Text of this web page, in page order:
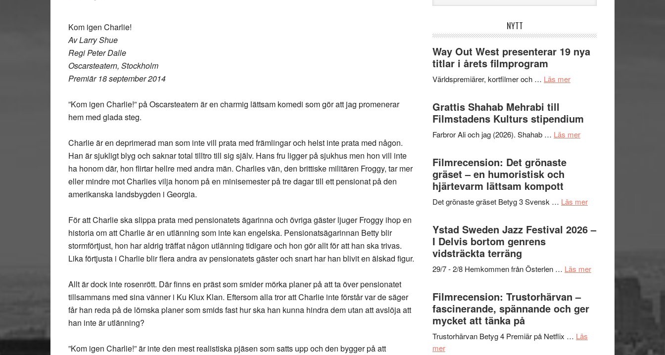
Kom igen Charlie!
Av Larry Shue
Regi Peter Dalle
Oscarsteatern, Stockholm
Premiär 18 september 2014
”Kom igen Charlie!” på Oscarsteatern är en charmig lättsam komedi som gör att jag promenerar
hem med glada steg.
Charlie är en deprimerad man som inte vill prata med främlingar och helst inte prata med någon.
Han är sjukligt blyg och saknar total tilltro till sig själv. Hans fru ligger på sjukhus men hon vill inte
ha honom där, hon flirtar hellre med andra män. Charlies vän, den brittiske militären Froggy, tar mer
eller mindre mot Charlies vilja honom på en minisemester på tre dagar till ett pensionat på den
amerikanska landsbygden i Georgia.
För att Charlie ska slippa prata med pensionatets ägarinna och övriga gäster ljuger Froggy ihop en
historia om att Charlie är en utlänning som inte kan engelska. Pensionatsägarinnan Betty blir
stormförtjust, hon har aldrig träffat någon utlänning tidigare och hon gör allt för att han ska trivas.
Lika förtjusta i Charlie blir flera andra av pensionatets gäster och snart har han blivit en älskad figur.
Allt är dock inte rosenrött. Där finns en präst som smider mörka planer på att ta över pensionatet
tillsammans med sina vänner i Ku Klux Klan. Eftersom alla tror att Charlie inte förstår var de säger
får han reda på de lömska planer som smids fast hur ska han kunna hindra dem utan att avslöja att
han inte är utlänning?
”Kom igen Charlie!” är inte den mest realistiska pjäsen som satts upp och den bygger på att
webbplatsen
NYTT
Way Out West presenterar 19 nya
titlar i årets filmprogram
Världspremiärer, kortfilmer och … Läs merom
presenterar
19
Grattis Shahab Mehrabi till
Filmstadens Kulturs stipendium
Farbror Ali och jag (2026). Shahab … Läs merom
Kulturs
Filmrecension: Det grönaste
gräset – en humoristisk och
hjärtevarm lättsam kompott
Det grönaste gräset Betyg 3 Svensk … Läs merom
en
hjärtevarm
Ystad Sweden Jazz Festival 2026 –
I Delvis bortom genrens
vidsträckta terräng
29/7 - 2/8 Hemkommen från Österlen … Läs merom
Filmrecension: Trustorhärvan –
fascinerande, spännande och ger
mycket att tänka på
Trustorhärvan Betyg 4 Premiär på Netflix … Läs
merom